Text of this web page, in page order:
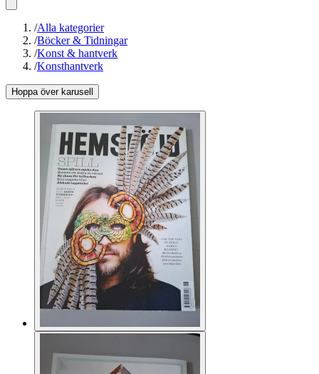
/Alla kategorier
/Böcker & Tidningar
/Konst & hantverk
/Konsthantverk
Hoppa över karusell